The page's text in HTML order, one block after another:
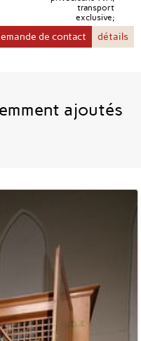
transport
exclusive;
détails
de contact
ajoutés